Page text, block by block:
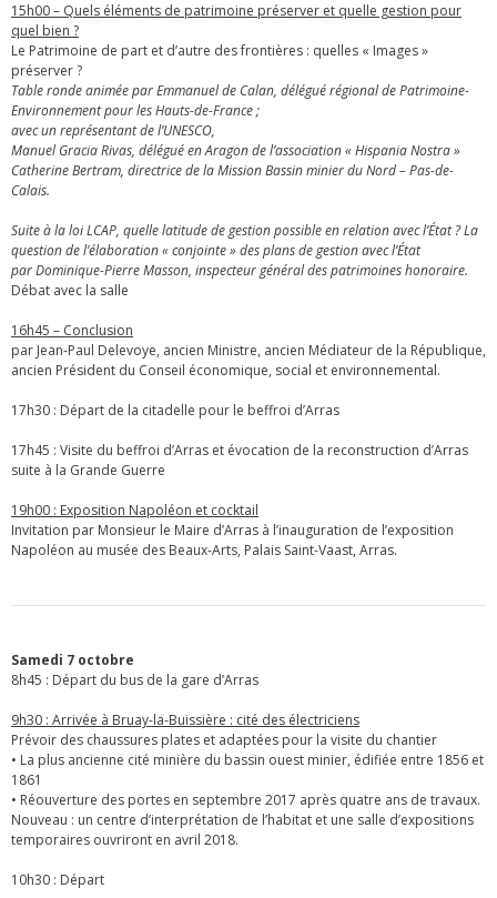
15h00 – Quels éléments de patrimoine préserver et quelle gestion pour
quel bien ?
Le Patrimoine de part et d’autre des frontières : quelles « Images »
préserver ?
Table ronde animée par Emmanuel de Calan, délégué régional de Patrimoine-
Environnement pour les Hauts-de-France ;
avec un représentant de l’UNESCO,
Manuel Gracia Rivas, délégué en Aragon de l’association « Hispania Nostra »
Catherine Bertram, directrice de la Mission Bassin minier du Nord – Pas-de-
Calais.
Suite à la loi LCAP, quelle latitude de gestion possible en relation avec l’État ? La
question de l’élaboration « conjointe » des plans de gestion avec l’État
par Dominique-Pierre Masson, inspecteur général des patrimoines honoraire.
Débat avec la salle
16h45 – Conclusion
par Jean-Paul Delevoye, ancien Ministre, ancien Médiateur de la République,
ancien Président du Conseil économique, social et environnemental.
17h30 : Départ de la citadelle pour le beffroi d’Arras
17h45 : Visite du beffroi d’Arras et évocation de la reconstruction d’Arras
suite à la Grande Guerre
19h00 : Exposition Napoléon et cocktail
Invitation par Monsieur le Maire d’Arras à l’inauguration de l’exposition
Napoléon au musée des Beaux-Arts, Palais Saint-Vaast, Arras.
Samedi 7 octobre
8h45 : Départ du bus de la gare d’Arras
9h30 : Arrivée à Bruay-la-Buissière : cité des électriciens
Prévoir des chaussures plates et adaptées pour la visite du chantier
• La plus ancienne cité minière du bassin ouest minier, édifiée entre 1856 et
1861
• Réouverture des portes en septembre 2017 après quatre ans de travaux.
Nouveau : un centre d’interprétation de l’habitat et une salle d’expositions
temporaires ouvriront en avril 2018.
10h30 : Départ